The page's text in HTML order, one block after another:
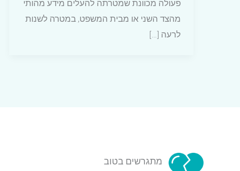
פעולה מכוונת שמטרתה להעלים מידע מהותי
מהצד השני או מבית המשפט, במטרה לשנות
לרעה […]
מתגרשים בטוב